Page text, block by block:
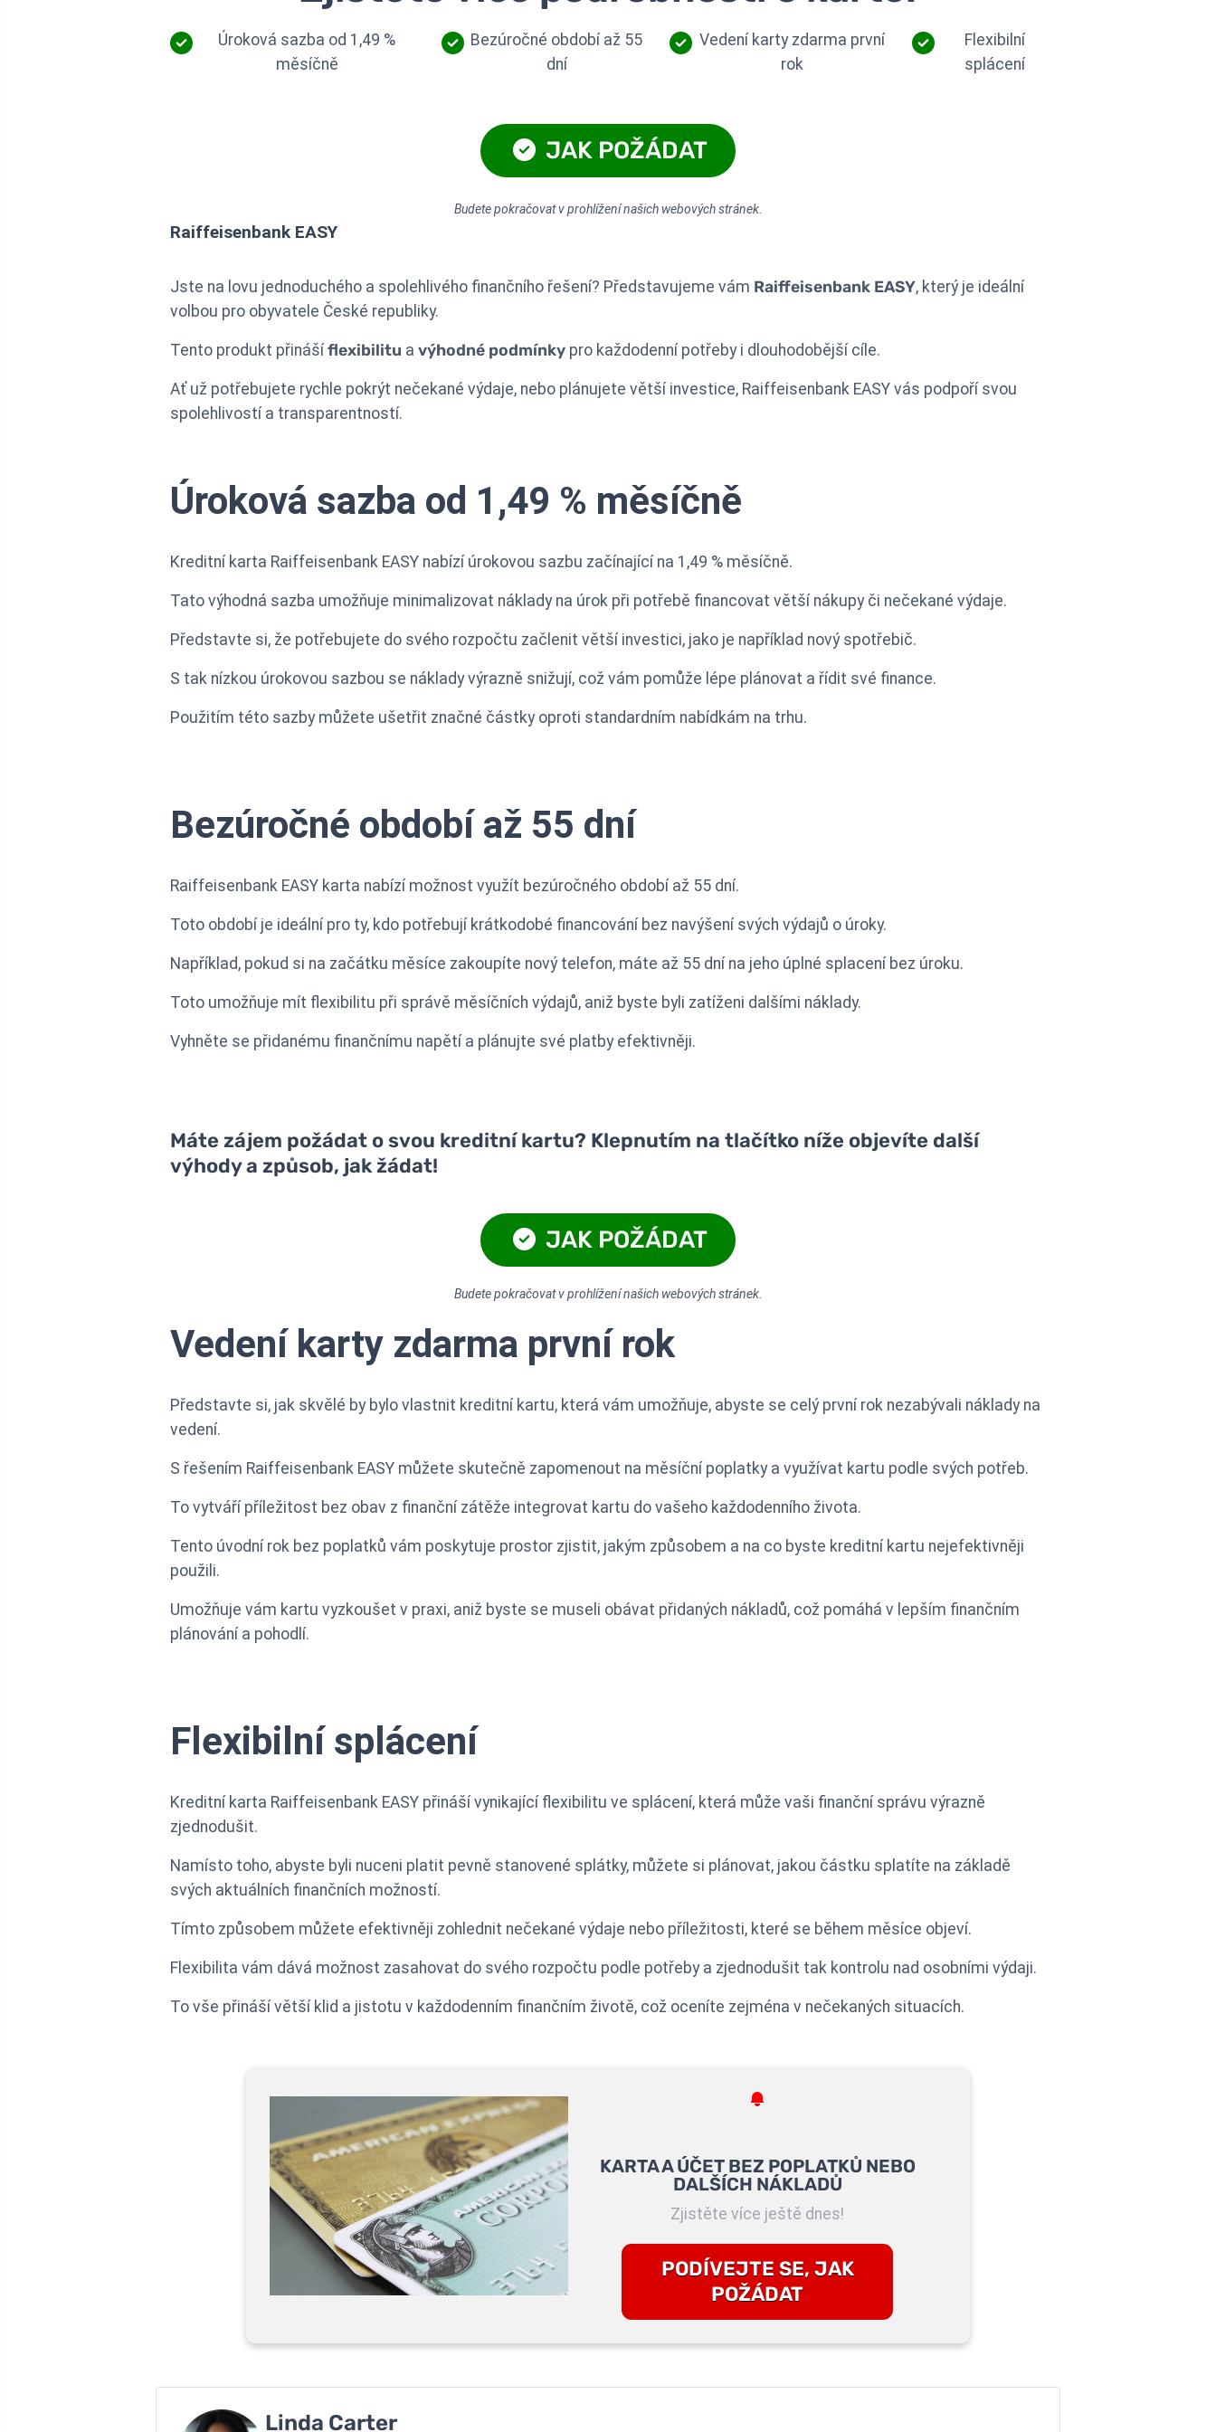
Úroková sazba od 1,49 %
měsíčně
Bezúročné období až 55
dní
Vedení karty zdarma první
rok
Flexibilní
splácení
JAK POŽÁDAT
Budete pokračovat v prohlížení našich webových stránek.
Raiffeisenbank EASY
Jste na lovu jednoduchého a spolehlivého finančního řešení? Představujeme vám Raiffeisenbank EASY, který je ideální
volbou pro obyvatele České republiky.
Tento produkt přinášíflexibilitu a výhodné podmínky pro každodenní potřeby i dlouhodobější cíle.
Ať už potřebujete rychle pokrýt nečekané výdaje, nebo plánujete větší investice, Raiffeisenbank EASY vás podpoří svou
spolehlivostí a transparentností.
Úroková sazba od 1,49 % měsíčně
Kreditní karta Raiffeisenbank EASY nabízí úrokovou sazbu začínající na 1,49 % měsíčně.
Tato výhodná sazba umožňuje minimalizovat náklady na úrok při potřebě financovat větší nákupy či nečekané výdaje.
Představte si, že potřebujete do svého rozpočtu začlenit větší investici, jako je například nový spotřebič.
S tak nízkou úrokovou sazbou se náklady výrazně snižují, což vám pomůže lépe plánovat a řídit své finance.
Použitím této sazby můžete ušetřit značné částky oproti standardním nabídkám na trhu.
Bezúročné období až 55 dní
Raiffeisenbank EASY karta nabízí možnost využít bezúročného období až 55 dní.
Toto období je ideální pro ty, kdo potřebují krátkodobé financování bez navýšení svých výdajů o úroky.
Například, pokud si na začátku měsíce zakoupíte nový telefon, máte až 55 dní na jeho úplné splacení bez úroku.
Toto umožňuje mít flexibilitu při správě měsíčních výdajů, aniž byste byli zatíženi dalšími náklady.
Vyhněte se přidanému finančnímu napětí a plánujte své platby efektivněji.
Máte zájem požádat o svou kreditní kartu? Klepnutím na tlačítko níže objevíte další
výhody a způsob, jak žádat!
JAK POŽÁDAT
Budete pokračovat v prohlížení našich webových stránek.
Vedení karty zdarma první rok
Představte si, jak skvělé by bylo vlastnit kreditní kartu, která vám umožňuje, abyste se celý první rok nezabývali náklady na
vedení.
S řešením Raiffeisenbank EASY můžete skutečně zapomenout na měsíční poplatky a využívat kartu podle svých potřeb.
To vytváří příležitost bez obav z finanční zátěže integrovat kartu do vašeho každodenního života.
Tento úvodní rok bez poplatků vám poskytuje prostor zjistit, jakým způsobem a na co byste kreditní kartu nejefektivněji
použili.
Umožňuje vám kartu vyzkoušet v praxi, aniž byste se museli obávat přidaných nákladů, což pomáhá v lepším finančním
plánování a pohodlí.
Flexibilní splácení
Kreditní karta Raiffeisenbank EASY přináší vynikající flexibilitu ve splácení, která může vaši finanční správu výrazně
zjednodušit.
Namísto toho, abyste byli nuceni platit pevně stanovené splátky, můžete si plánovat, jakou částku splatíte na základě
svých aktuálních finančních možností.
Tímto způsobem můžete efektivněji zohlednit nečekané výdaje nebo příležitosti, které se během měsíce objeví.
Flexibilita vám dává možnost zasahovat do svého rozpočtu podle potřeby a zjednodušit tak kontrolu nad osobními výdaji.
To vše přináší větší klid a jistotu v každodenním finančním životě, což oceníte zejména v nečekaných situacích.
KARTA A ÚČET BEZ POPLATKŮ NEBO
DALŠÍCH NÁKLADŮ
Zjistěte více ještě dnes!
PODÍVEJTE SE, JAK
POŽÁDAT
Linda Carter